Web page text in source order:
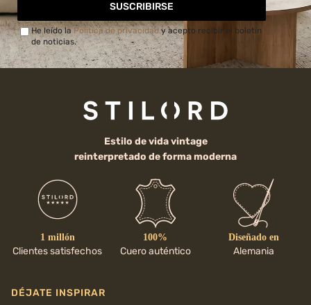
SUSCRIBIRSE
He leído laPolítica de privacidady acepto recibir el boletín
de noticias.
Estilo de vida vintage
reinterpretado de forma moderna
1 millón
Clientes satisfechos
100%
Cuero auténtico
Diseñado en
Alemania
DÉJATE INSPIRAR